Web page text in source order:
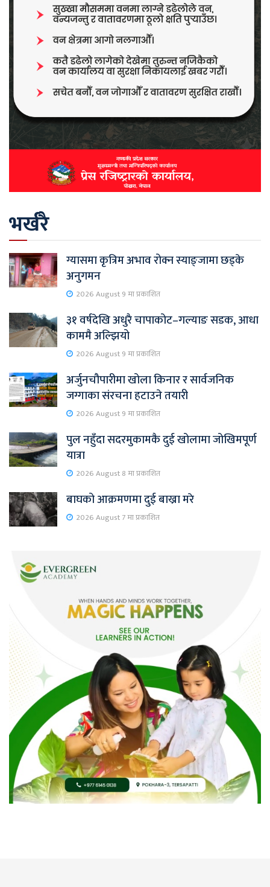
भर्खरै
ग्यासमा कृत्रिम अभाव रोक्न स्याङ्जामा छड्के
अनुगमन
2026 August 9 मा प्रकाशित
३१ वर्षदेखि अधुरै चापाकोट–गल्याङ सडक, आधा
काममै अल्झियो
2026 August 9 मा प्रकाशित
अर्जुनचौपारीमा खोला किनार र सार्वजनिक
जग्गाका संरचना हटाउने तयारी
2026 August 9 मा प्रकाशित
पुल नहुँदा सदरमुकामकै दुई खोलामा जोखिमपूर्ण
यात्रा
2026 August 8 मा प्रकाशित
बाघको आक्रमणमा दुई बाख्रा मरे
2026 August 7 मा प्रकाशित